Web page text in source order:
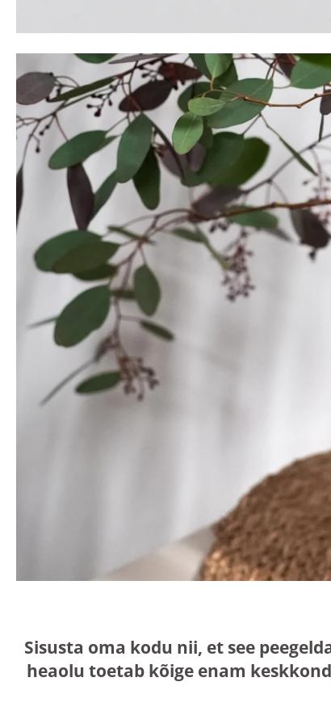
Sisusta oma kodu nii, et see
heaolu toetab kõige enam